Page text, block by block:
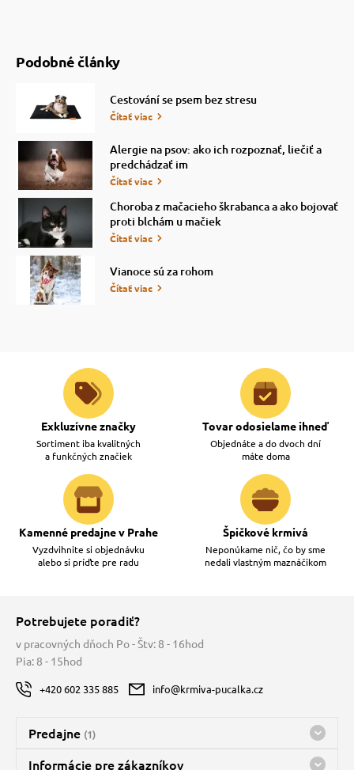
Podobné články
Cestování se psem bez stresu
Čítať viac
Alergie na psov: ako ich rozpoznať, liečiť a
predchádzať im
Čítať viac
Choroba z mačacieho škrabanca a ako bojovať
proti blchám u mačiek
Čítať viac
Vianoce sú za rohom
Čítať viac
Exkluzívne značky
Sortiment iba kvalitných
a funkčných značiek
Tovar odosielame ihneď
Objednáte a do dvoch dní
máte doma
Kamenné predajne v Prahe
Vyzdvihnite si objednávku
alebo si príďte pre radu
Špičkové krmivá
Neponúkame nič, čo by sme
nedali vlastným maznáčikom
Potrebujete poradiť?
v pracovných dňoch Po - Štv: 8 - 16hod
Pia: 8 - 15hod
+420 602 335 885 info@krmiva-pucalka.cz
Predajne (1)
Predajňa a sklad Kbely
Informácie pre zákazníkov